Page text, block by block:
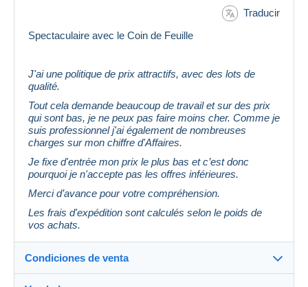
Traducir
Spectaculaire avec le Coin de Feuille
J'ai une politique de prix attractifs, avec des lots de
qualité.
Tout cela demande beaucoup de travail et sur des prix
qui sont bas, je ne peux pas faire moins cher. Comme je
suis professionnel j'ai également de nombreuses
charges sur mon chiffre d'Affaires.
Je fixe d'entrée mon prix le plus bas et c’est donc
pourquoi je n'accepte pas les offres inférieures.
Merci d’avance pour votre compréhension.
Les frais d'expédition sont calculés selon le poids de
vos achats.
Condiciones de venta